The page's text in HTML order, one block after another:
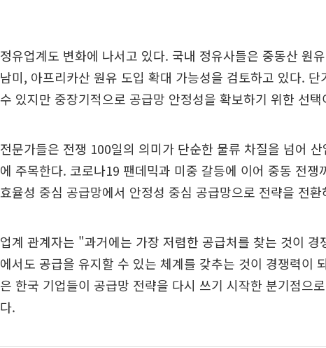
정유업계도 변화에 나서고 있다. 국내 정유사들은 중동산 원
남미, 아프리카산 원유 도입 확대 가능성을 검토하고 있다.
수 있지만 중장기적으로 공급망 안정성을 확보하기 위한 선
전문가들은 전쟁 100일의 의미가 단순한 물류 차질을 넘어
에 주목한다. 코로나19 팬데믹과 미중 갈등에 이어 중동 전쟁
효율성 중심 공급망에서 안정성 중심 공급망으로 전략을 전
업계 관계자는 "과거에는 가장 저렴한 공급처를 찾는 것이 경
에서도 공급을 유지할 수 있는 체계를 갖추는 것이 경쟁력이
은 한국 기업들이 공급망 전략을 다시 쓰기 시작한 분기점으
다.